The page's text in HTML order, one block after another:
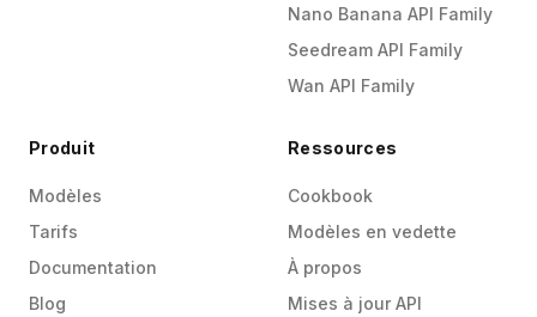
Nano Banana API Family
Seedream API Family
Wan API Family
Produit
Modèles
Tarifs
Documentation
Blog
Ressources
Cookbook
Modèles en vedette
À propos
Mises à jour API